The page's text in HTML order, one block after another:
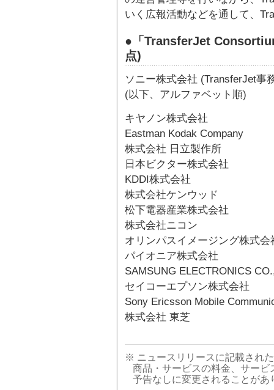
いく広報活動などを通して、
●「TransferJet
点)
ソニー株式会社 (TransferJet事
(以下、アルファベット順)
キヤノン株式会社
Eastman Kodak Company
株式会社 日立製作所
日本ビクター株式会社
KDDI株式会社
株式会社ケンウッド
松下電器産業株式会社
株式会社ニコン
オリンパスイメージング株式会
パイオニア株式会社
SAMSUNG ELECTRONICS
セイコーエプソン株式会社
Sony Ericsson Mobile
株式会社 東芝
※ ニュースリリースに記載され
商品・サービスの料金、サー
予告なしに変更されることが